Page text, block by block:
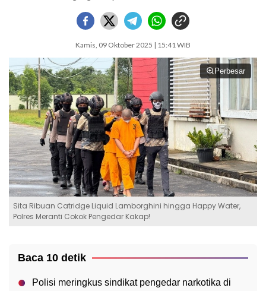
Kamis, 09 Oktober 2025 | 15:41 WIB
Perbesar
Sita Ribuan Catridge Liquid Lamborghini hingga Happy Water,
Polres Meranti Cokok Pengedar Kakap!
Baca 10 detik
Polisi meringkus sindikat pengedar narkotika di